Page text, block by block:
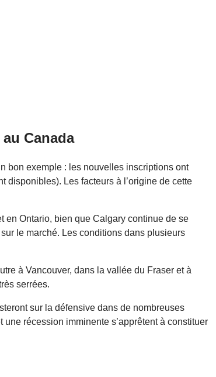
Canada
bon exemple : les nouvelles inscriptions ont
Les facteurs à l’origine de cette
en Ontario, bien que Calgary continue de se
le marché. Les conditions dans plusieurs
à Vancouver, dans la vallée du Fraser et à
serrées.
sur la défensive dans de nombreuses
récession imminente s’apprêtent à constituer